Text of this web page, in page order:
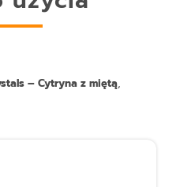
– Cytryna z miętą,